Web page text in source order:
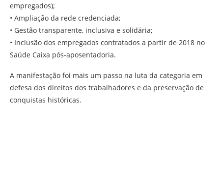
empregados);
• Ampliação da rede credenciada;
• Gestão transparente, inclusiva e solidária;
• Inclusão dos empregados contratados a partir de 2018 no
Saúde Caixa pós-aposentadoria.
A manifestação foi mais um passo na luta da categoria em
defesa dos direitos dos trabalhadores e da preservação de
conquistas históricas.